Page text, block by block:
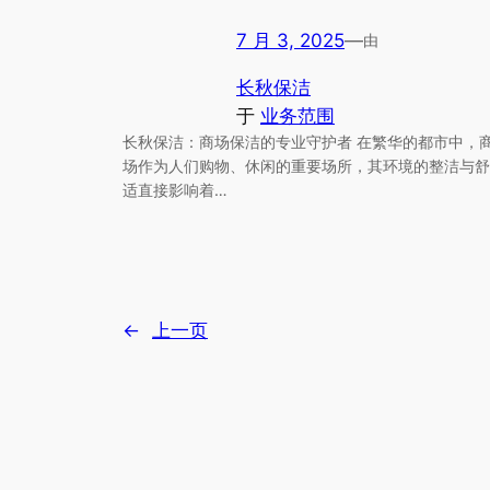
7 月 3, 2025—由
长秋保洁
于 业务范围
长秋保洁：商场保洁的专业守护者 在繁华的都市中，
场作为人们购物、休闲的重要场所，其环境的整洁与舒
适直接影响着…
← 上一页